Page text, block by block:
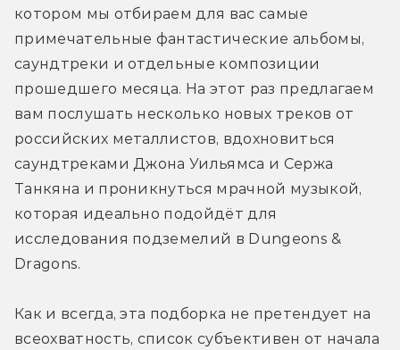
котором мы отбираем для вас самые
примечательные фантастические альбомы,
саундтреки и отдельные композиции
прошедшего месяца. На этот раз предлагаем
вам послушать несколько новых треков от
российских металлистов, вдохновиться
саундтреками Джона Уильямса и Сержа
Танкяна и проникнуться мрачной музыкой,
которая идеально подойдёт для
исследования подземелий в Dungeons &
Dragons.
Как и всегда, эта подборка не претендует на
всеохватность, список субъективен от начала